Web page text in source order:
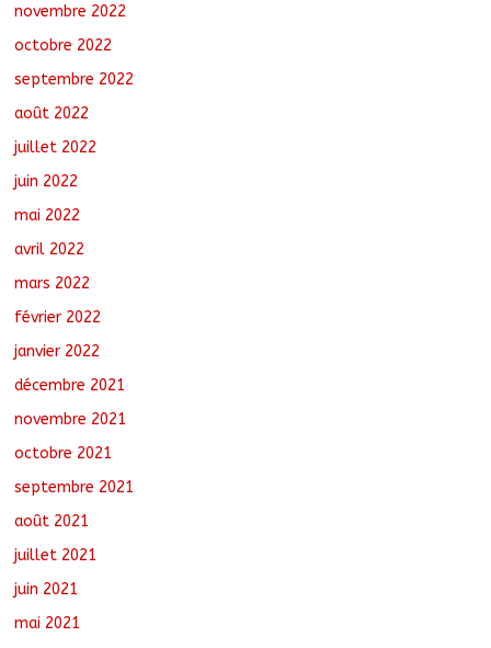
novembre 2022
octobre 2022
septembre 2022
août 2022
juillet 2022
juin 2022
mai 2022
avril 2022
mars 2022
février 2022
janvier 2022
décembre 2021
novembre 2021
octobre 2021
septembre 2021
août 2021
juillet 2021
juin 2021
mai 2021